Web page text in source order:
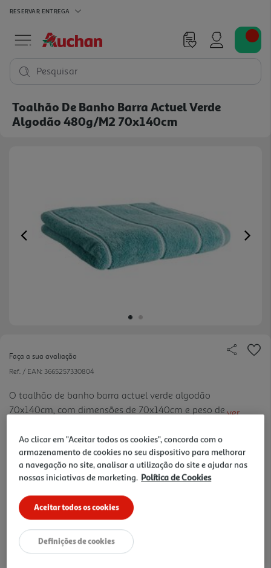
RESERVAR ENTREGA
Pesquisar
Toalhão De Banho Barra Actuel Verde
Algodão 480g/m2 70x140cm
Previous
Faça a sua avaliação
Ref. / EAN: 3665257330804
O toalhão de banho barra actuel verde algodão
70x140cm, com dimensões de 70x140cm e peso de
eficiente após o banho. Fabricado com algodão,
proporciona absorção rápida e durabilidade. O tom
verde traz um toq ue de frescor à sua casa de
banho. Complete a sua colecção com os restantes
artigos.
ver
12.99 €/un
12,99 €
Ao clicar em "Aceitar todos os cookies", concorda com o
armazenamento de cookies no seu dispositivo para melhorar
a navegação no site, analisar a utilização do site e ajudar nas
nossas iniciativas de marketing. Política de Cookies
Aceitar todos os cookies
Definições de cookies